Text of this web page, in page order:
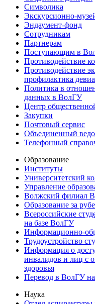
Символика
Экскурсионно-
Эндаумент-фонд
Сотрудникам
Партнерам
Поступающим в
Противодействие
Противодействие
профилактика
Политика в
данных в ВолГУ
Центр
Закупки
Почтовый сервис
Объединенный
Телефонный
Образование
Институты
Университетский
Управление
Волжский филиал
Образование за
Всероссийские
на базе ВолГУ
Информационно-
Трудоустройство
Информация о
инвалидов и лиц с
здоровья
Перевод в ВолГУ
Наука